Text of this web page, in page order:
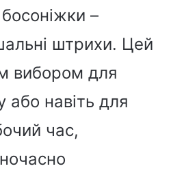
–
штрихи. Цей
вибором для
або навіть для
час,